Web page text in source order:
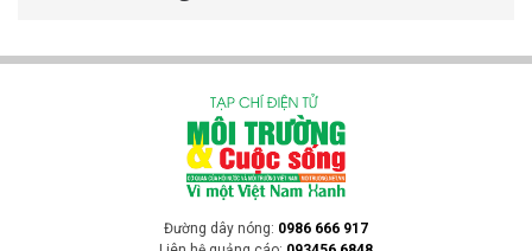
Đường dây nóng: 0986 666 917